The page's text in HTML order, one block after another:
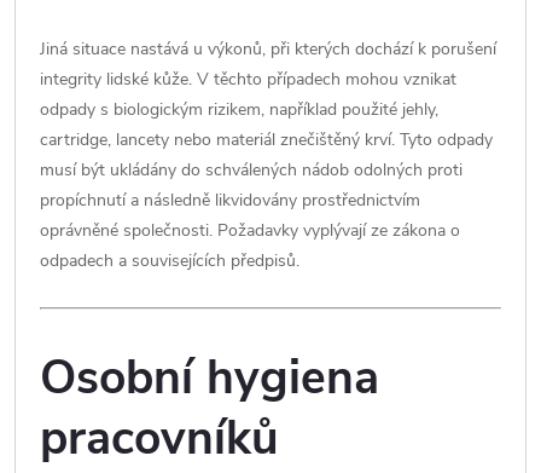
Jiná situace nastává u výkonů, při kterých dochází k porušení
integrity lidské kůže. V těchto případech mohou vznikat
odpady s biologickým rizikem, například použité jehly,
cartridge, lancety nebo materiál znečištěný krví. Tyto odpady
musí být ukládány do schválených nádob odolných proti
propíchnutí a následně likvidovány prostřednictvím
oprávněné společnosti. Požadavky vyplývají ze zákona o
odpadech a souvisejících předpisů.
Osobní hygiena
pracovníků